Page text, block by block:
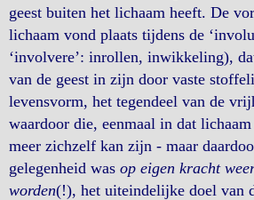
geest buiten het lichaam heeft. De
lichaam vond plaats tijdens de
‘involvere’: inrollen, inwikkeling),
van de geest in zijn door vaste
levensvorm, het tegendeel van de
waardoor die, eenmaal in dat
meer zichzelf kan zijn - maar
gelegenheid was op eigen kracht
worden(!), het uiteindelijke doel van